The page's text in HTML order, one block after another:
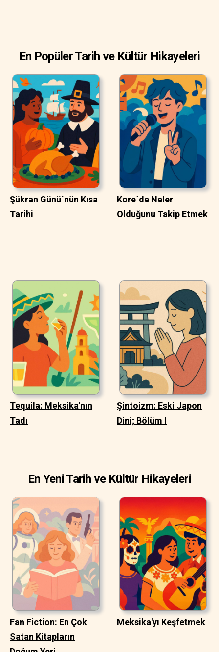
En Popüler Tarih ve Kültür Hikayeleri
Şükran Günü´nün Kısa
Tarihi
Kore´de Neler
Olduğunu Takip Etmek
Tequila: Meksika'nın
Tadı
Şintoizm: Eski Japon
Dini; Bölüm I
En Yeni Tarih ve Kültür Hikayeleri
Fan Fiction: En Çok
Satan Kitapların
Meksika'yı Keşfetmek